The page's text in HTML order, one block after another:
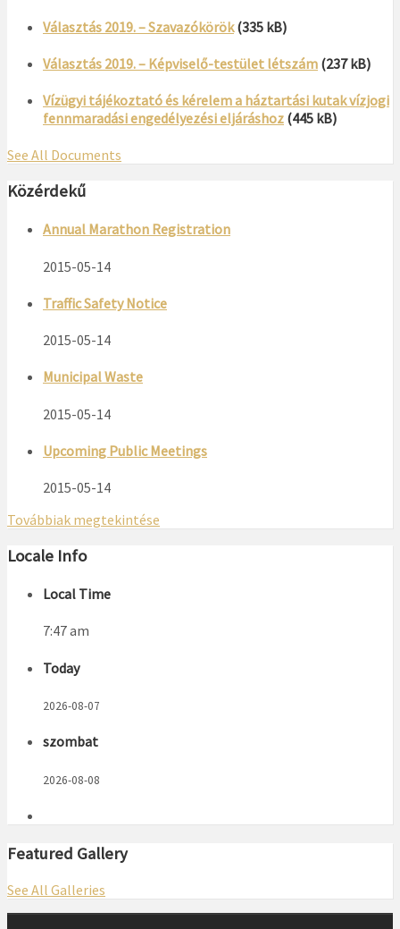
Választás 2019. – Szavazókörök (335 kB)
Választás 2019. – Képviselő-testület létszám (237 kB)
Vízügyi tájékoztató és kérelem a háztartási kutak vízjogi
fennmaradási engedélyezési eljáráshoz (445 kB)
See All Documents
Közérdekű
Annual Marathon Registration
2015-05-14
Traffic Safety Notice
2015-05-14
Municipal Waste
2015-05-14
Upcoming Public Meetings
2015-05-14
Továbbiak megtekintése
Locale Info
Local Time
7:47 am
Today
2026-08-07
szombat
2026-08-08
Featured Gallery
See All Galleries